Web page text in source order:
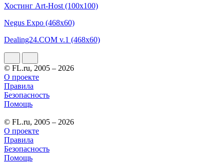
Хостинг Art-Host (100x100)
Negus Expo (468x60)
Dealing24.COM v.1 (468x60)
© FL.ru, 2005 – 2026
О проекте
Правила
Безопасность
Помощь
© FL.ru, 2005 – 2026
О проекте
Правила
Безопасность
Помощь